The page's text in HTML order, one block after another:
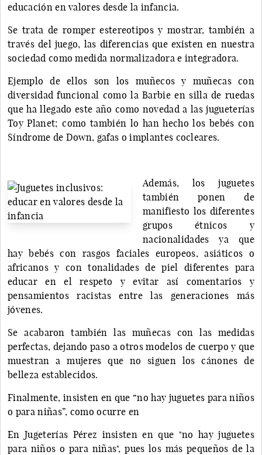
educación en valores desde la infancia.
Se trata de romper estereotipos y mostrar, también a
través del juego, las diferencias que existen en nuestra
sociedad como medida normalizadora e integradora.
Ejemplo de ellos son los muñecos y muñecas con
diversidad funcional como la Barbie en silla de ruedas
que ha llegado este año como novedad a las jugueterías
Toy Planet; como también lo han hecho los bebés con
Síndrome de Down, gafas o implantes cocleares.
Además, los juguetes
también ponen de
manifiesto los diferentes
grupos étnicos y
nacionalidades ya que
hay bebés con rasgos faciales europeos, asiáticos o
africanos y con tonalidades de piel diferentes para
educar en el respeto y evitar así comentarios y
pensamientos racistas entre las generaciones más
jóvenes.
Se acabaron también las muñecas con las medidas
perfectas, dejando paso a otros modelos de cuerpo y que
muestran a mujeres que no siguen los cánones de
belleza establecidos.
Finalmente, insisten en que “no hay juguetes para niños
o para niñas”, como ocurre en
En Jugeterías Pérez insisten en que "no hay juguetes
para niños o para niñas", pues los más pequeños de la